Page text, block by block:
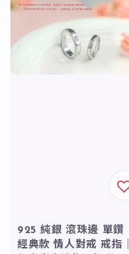
925 純銀 滾珠邊 單鑽
經典款 情人對戒 戒指｜